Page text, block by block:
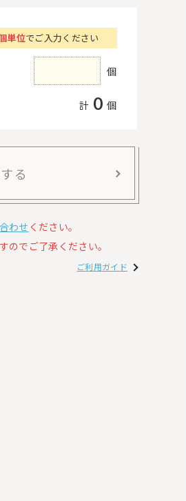
単位でご入力ください
個
計 0 個
る
わせ ください。
のでご了承ください。
ご利用ガイド